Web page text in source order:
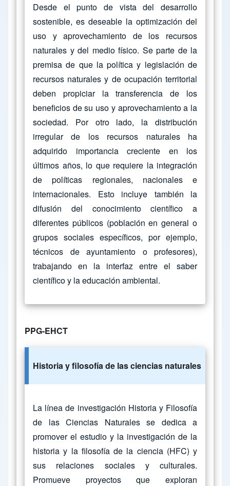
Desde el punto de vista del desarrollo
sostenible, es deseable la optimización del
uso y aprovechamiento de los recursos
naturales y del medio físico. Se parte de la
premisa de que la política y legislación de
recursos naturales y de ocupación territorial
deben propiciar la transferencia de los
beneficios de su uso y aprovechamiento a la
sociedad. Por otro lado, la distribución
irregular de los recursos naturales ha
adquirido importancia creciente en los
últimos años, lo que requiere la integración
de políticas regionales, nacionales e
internacionales. Esto incluye también la
difusión del conocimiento científico a
diferentes públicos (población en general o
grupos sociales específicos, por ejemplo,
técnicos de ayuntamiento o profesores),
trabajando en la interfaz entre el saber
científico y la educación ambiental.
PPG-EHCT
Historia y filosofía de las ciencias naturales
La línea de investigación Historia y Filosofía
de las Ciencias Naturales se dedica a
promover el estudio y la investigación de la
historia y la filosofía de la ciencia (HFC) y
sus relaciones sociales y culturales.
Promueve proyectos que exploran